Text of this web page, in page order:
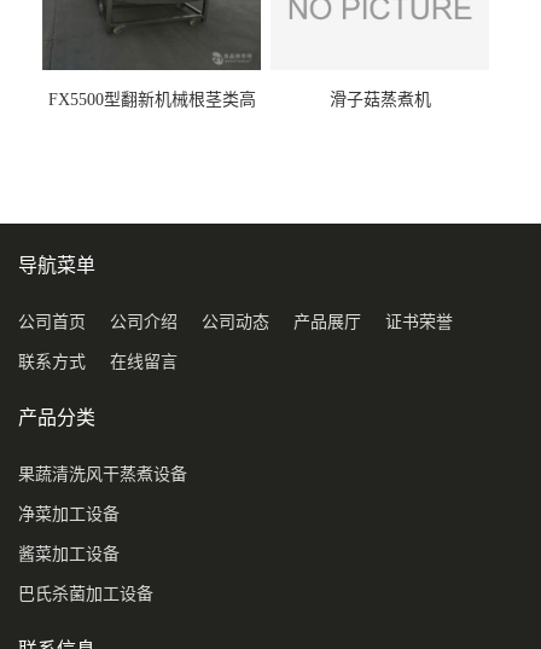
FX5500型翻新机械根茎类高
滑子菇蒸煮机
导航菜单
公司首页 公司介绍 公司动态 产品展厅 证书荣誉
联系方式 在线留言
产品分类
果蔬清洗风干蒸煮设备
净菜加工设备
酱菜加工设备
巴氏杀菌加工设备